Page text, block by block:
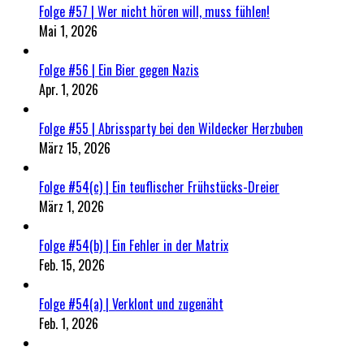
Folge #57 | Wer nicht hören will, muss fühlen!
Mai 1, 2026
Folge #56 | Ein Bier gegen Nazis
Apr. 1, 2026
Folge #55 | Abrissparty bei den Wildecker Herzbuben
März 15, 2026
Folge #54(c) | Ein teuflischer Frühstücks-Dreier
März 1, 2026
Folge #54(b) | Ein Fehler in der Matrix
Feb. 15, 2026
Folge #54(a) | Verklont und zugenäht
Feb. 1, 2026